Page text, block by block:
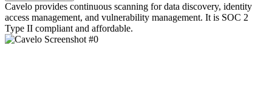
Cavelo provides continuous scanning for data discovery, identity
access management, and vulnerability management. It is SOC 2
Type II compliant and affordable.